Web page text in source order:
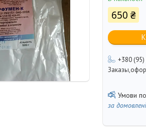
650 ₴
+380
за